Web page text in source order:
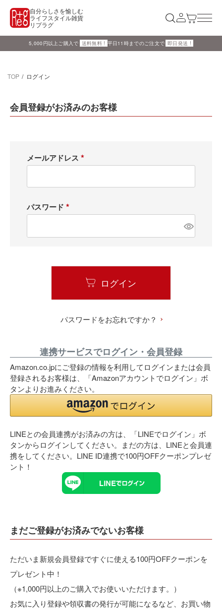
自分らしさを愉しむ
ライフスタイル雑貨
リプラグ
5,000円以上ご購入で 送料無料 ! 平日11時までのご注文で 即日発送 !
TOP ログイン
会員登録がお済みのお客様
メールアドレス
必
)
パスワード
必
)
ログイン
パスワードをお忘れですか？
連携サービスでログイン・会員登録
Amazon.co.jpにご登録の情報を利用してログインまたは会員
登録されるお客様は、「Amazonアカウントでログイン」ボ
タンよりお進みください。
LINEとの会員連携がお済みの方は、「LINEでログイン」ボ
タンからログインしてください。まだの方は、 LINEと会員連
携をしてください。LINE ID連携で100円OFFクーポンプレゼ
ント！
まだご登録がお済みでないお客様
ただいま新規会員登録ですぐに使える100円OFFクーポンを
プレゼント中！
（※1,000円以上のご購入でお使いいただけます。）
お気に入り登録や領収書の発行が可能になるなど、お買い物